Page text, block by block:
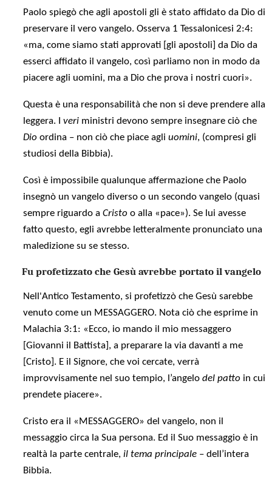
Paolo spiegò che agli apostoli gli è stato affidato da Dio di
preservare il vero vangelo. Osserva 1 Tessalonicesi 2:4:
«ma, come siamo stati approvati [gli apostoli] da Dio da
esserci affidato il vangelo, così parliamo non in modo da
piacere agli uomini, ma a Dio che prova i nostri cuori».
Questa è una responsabilità che non si deve prendere alla
leggera. Iveri ministri devono sempre insegnare ciò che
Dio ordina – non ciò che piace agliuomini, (compresi gli
studiosi della Bibbia).
Così è impossibile qualunque affermazione che Paolo
insegnò un vangelo diverso o un secondo vangelo (quasi
sempre riguardo aCristo o alla «pace»). Se lui avesse
fatto questo, egli avrebbe letteralmente pronunciato una
maledizione su se stesso.
Fu profetizzato che Gesù avrebbe portato il vangelo
Nell'Antico Testamento, si profetizzò che Gesù sarebbe
venuto come un MESSAGGERO. Nota ciò che esprime in
Malachia 3:1: «Ecco, io mando il mio messaggero
[Giovanni il Battista], a preparare la via davanti a me
[Cristo]. E il Signore, che voi cercate, verrà
improvvisamente nel suo tempio, l’angelodel patto in cui
prendete piacere».
Cristo era il «MESSAGGERO» del vangelo, non il
messaggio circa la Sua persona. Ed il Suo messaggio è in
realtà la parte centrale,il tema principale – dell’intera
Bibbia.